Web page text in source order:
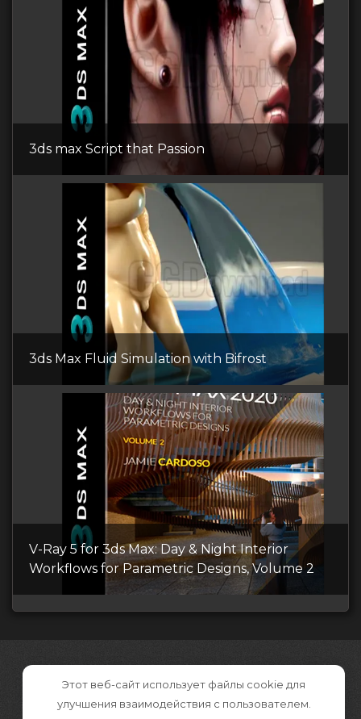
3ds max Script that Passion
3ds Max Fluid Simulation with Bifrost
V-Ray 5 for 3ds Max: Day & Night Interior
Workflows for Parametric Designs, Volume 2
Этот веб-сайт использует файлы cookie для
улучшения взаимодействия с пользователем.